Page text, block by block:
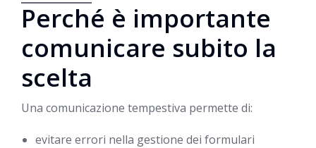
Perché è importante
comunicare subito la
scelta
Una comunicazione tempestiva permette di:
evitare errori nella gestione dei formulari